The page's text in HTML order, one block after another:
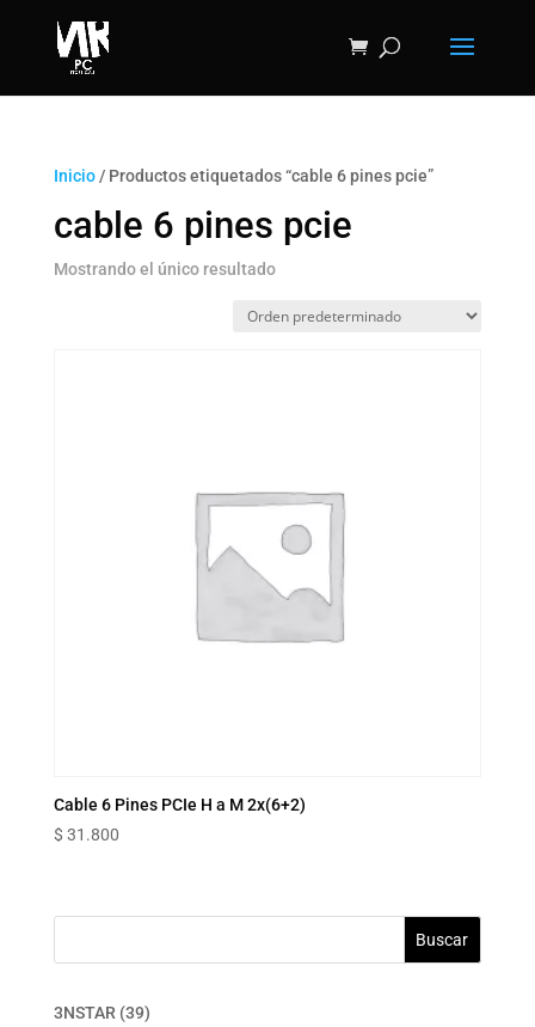
Inicio/ Productos etiquetados “cable 6 pines pcie”
cable 6 pines pcie
Mostrando el único resultado
Cable 6 Pines PCIe H a M 2x(6+2)
$ 31.800
Buscar
3NSTAR 3939